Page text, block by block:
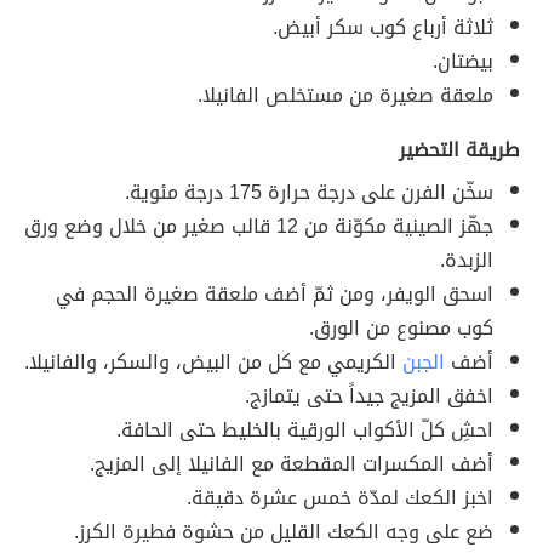
ثلاثة أرباع كوب سكر أبيض.
بيضتان.
ملعقة صغيرة من مستخلص الفانيلا.
طريقة التحضير
سخّن الفرن على درجة حرارة 175 درجة مئوية.
جهّز الصينية مكوّنة من 12 قالب صغير من خلال وضع ورق
الزبدة.
اسحق الويفر، ومن ثمّ أضف ملعقة صغيرة الحجم في
كوب مصنوع من الورق.
أضف الجبن الكريمي مع كل من البيض، والسكر، والفانيلا.
اخفق المزيج جيداً حتى يتمازج.
احشِ كلّ الأكواب الورقية بالخليط حتى الحافة.
أضف المكسرات المقطعة مع الفانيلا إلى المزيج.
اخبز الكعك لمدّة خمس عشرة دقيقة.
ضع على وجه الكعك القليل من حشوة فطيرة الكرز.